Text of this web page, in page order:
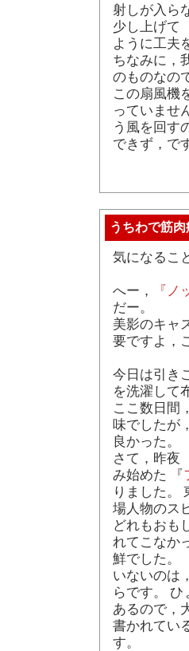
射しが入ら
少し上げて
ように工夫
ちなみに，
のものなの
この扇風機
っていませ
う風を回す
できず，で
うちわで筋肉
気になるこ
へー，
『
だー。
美影のキャ
要ですよ，
今日は引き
を洗濯して
ここ数日間
味でしたが
良かった。
さて，昨夜
み始めた 『
りました。
場人物のス
どれもおも
れてこなか
鮮でした。
いないのは
らです。
あるので，
書かれてい
す。